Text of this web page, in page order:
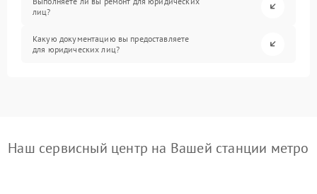
лиц?
Какую документацию вы предоставляете
для юридических лиц?
Наш сервисный центр на Вашей станции метро